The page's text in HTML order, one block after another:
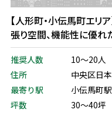
【人形町・小伝馬町エ
張り空間、機能性に優れ
推奨人数
10～20人
住所
中央区日
最寄り駅
小伝馬町
坪数
30～40坪